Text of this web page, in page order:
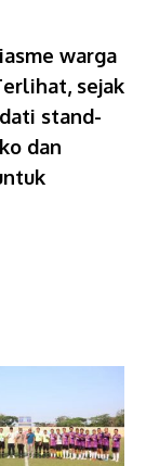
warga
sejak
stand-
dan